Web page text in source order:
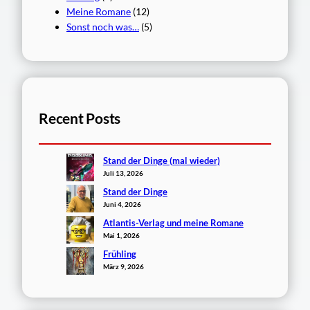
Meine Romane (12)
Sonst noch was… (5)
Recent Posts
Stand der Dinge (mal wieder)
Juli 13, 2026
Stand der Dinge
Juni 4, 2026
Atlantis-Verlag und meine Romane
Mai 1, 2026
Frühling
März 9, 2026